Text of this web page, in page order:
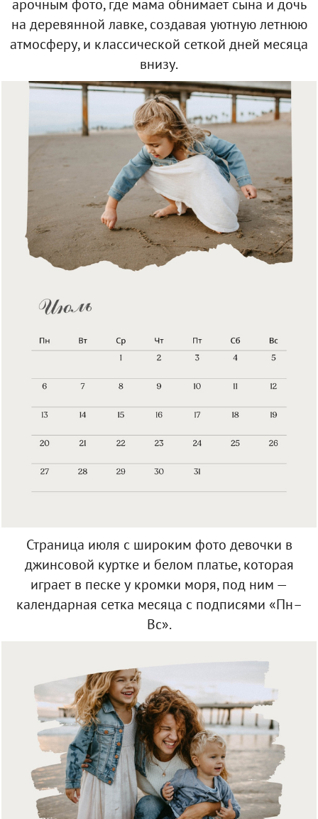
арочным фото, где мама обнимает сына и дочь
на деревянной лавке, создавая уютную летнюю
атмосферу, и классической сеткой дней месяца
внизу.
Страница июля с широким фото девочки в
джинсовой куртке и белом платье, которая
играет в песке у кромки моря, под ним —
календарная сетка месяца с подписями «Пн–
Вс».